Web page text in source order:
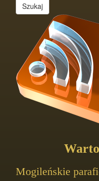
Szukaj
Mogileńskie